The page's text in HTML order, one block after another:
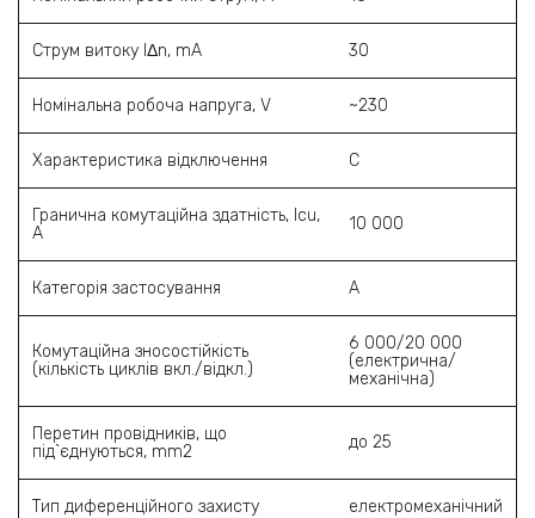
Струм витоку l‎Δn, mA 30
Номінальна робоча напруга, V ~230
Характеристика відключення С
Гранична комутаційна здатність, Icu,
A
10 000
Категорія застосування A
Комутаційна зносостійкість
(кількість циклів вкл./відкл.)
6 000/20 000
(електрична/
механічна)
Перетин провідників, що
під`єднуються, mm2
до 25
Тип диференційного захисту електромеханічний